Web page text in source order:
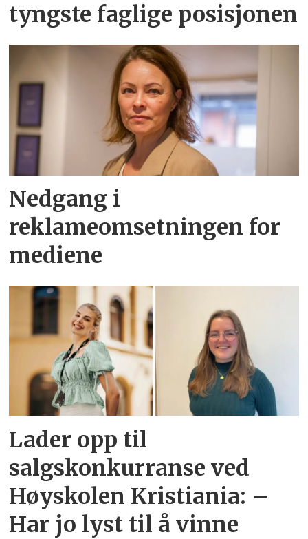
tyngste faglige posisjonen
Nedgang i
reklameomsetningen for
mediene
Lader opp til
salgskonkurranse ved
Høyskolen Kristiania: –
Har jo lyst til å vinne